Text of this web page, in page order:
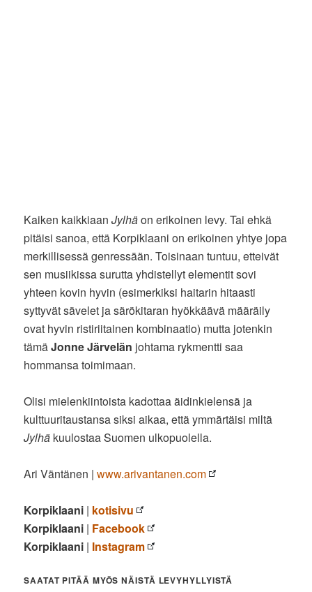
Kaiken kaikkiaanJylhäon erikoinen levy. Tai ehkä
pitäisi sanoa, että Korpiklaani on erikoinen yhtye jopa
merkillisessä genressään. Toisinaan tuntuu, etteivät
sen musiikissa surutta yhdistellyt elementit sovi
yhteen kovin hyvin (esimerkiksi haitarin hitaasti
syttyvät sävelet ja särökitaran hyökkäävä määräily
ovat hyvin ristiriitainen kombinaatio) mutta jotenkin
tämäJonne Järvelän johtama rykmentti saa
hommansa toimimaan.
Olisi mielenkiintoista kadottaa äidinkielensä ja
kulttuuritaustansa siksi aikaa, että ymmärtäisi miltä
Jylhä kuulostaa Suomen ulkopuolella.
Ari Väntänen |www.arivantanen.com
Korpiklaani | kotisivu
Korpiklaani | Facebook
Korpiklaani | Instagram
SAATAT PITÄÄ MYÖS NÄISTÄ LEVYHYLLYISTÄ